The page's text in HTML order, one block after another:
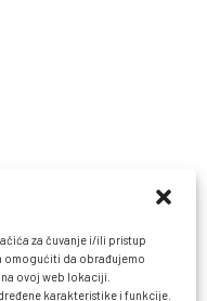
za čuvanje i/ili pristup
omogućiti da obrađujemo
ovoj web lokaciji.
karakteristike i funkcije.